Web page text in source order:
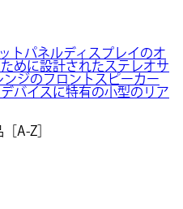
トパネルディスプレイのオ
めに設計されたステレオサ
ジのフロントスピーカー
バイスに特有の小型のリア
A-Z］